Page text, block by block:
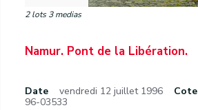
2 lots 3 medias
Namur. Pont de la Libération.
Date vendredi 12 juillet 1996 Cote
96-03533